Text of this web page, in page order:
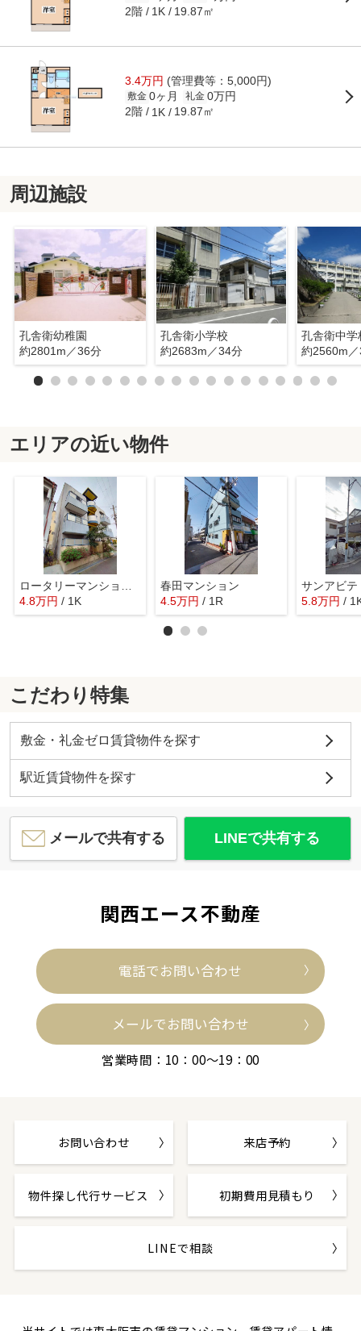
2階 1K 19.87㎡
3.4万円 (管理費等：5,000円)
敷金 0ヶ月 礼金 0万円
2階 1K 19.87㎡
周辺施設
孔舎衛幼稚園
約2801m／36分
孔舎衛小学校
約2683m／34分
孔舎衛中学
約2560m
エリアの近い物件
ロータリーマンション鴻池倶楽部
4.8万円 / 1K
春田マンション
4.5万円 / 1R
サンアビテ
5.8万円 /
こだわり特集
敷金・礼金ゼロ賃貸物件を探す
駅近賃貸物件を探す
メールで共有する LINEで共有する
関西エース不動産
電話でお問い合わせ
メールでお問い合わせ
営業時間：10：00～19：00
お問い合わせ 来店予約
物件探し代行サービス 初期費用見積もり
LINEで相談